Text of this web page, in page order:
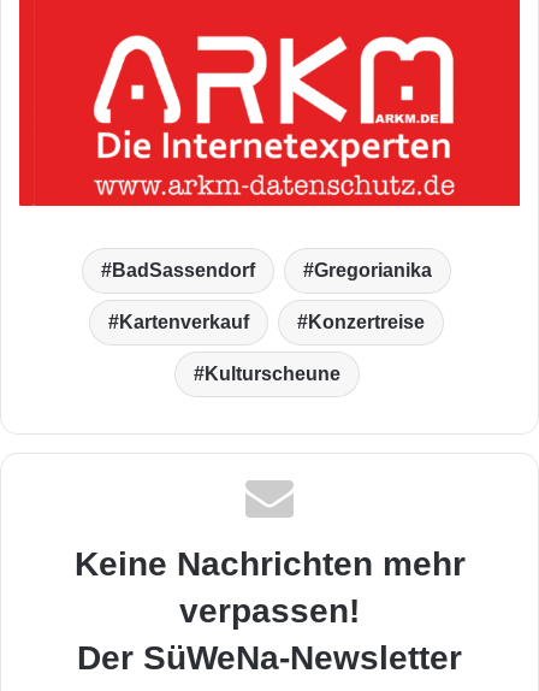
BadSassendorf Gregorianika
Kartenverkauf Konzertreise
Kulturscheune
Keine Nachrichten mehr
verpassen!
Der SüWeNa-Newsletter